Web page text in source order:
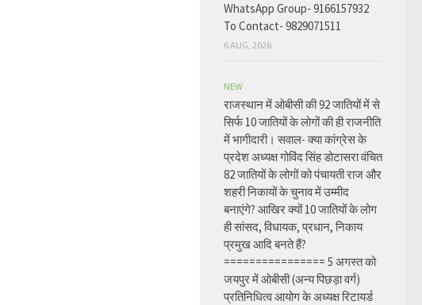
WhatsApp Group- 9166157932
To Contact- 9829071511
6 AUG, 2026
NEW
राजस्थान में ओबीसी की 92 जातियों में से
सिर्फ 10 जातियों के लोगों की ही राजनीति
में भागीदारी। सवाल- क्या कांग्रेस के
प्रदेश अध्यक्ष गोविंद सिंह डोटासरा वंचित
82 जातियों के लोगों को पंचायती राज और
शहरी निकायों के चुनाव में उम्मीद
बनाएंगे? आखिर क्यों 10 जातियों के लोग
ही सांसद, विधायक, प्रधान, निकाय
प्रमुख आदि बनते हैं?
================ 5 अगस्त को
जयपुर में ओबीसी (अन्य पिछड़ा वर्ग)
प्रतिनिधित्व आयोग के अध्यक्ष रिटायर्ड